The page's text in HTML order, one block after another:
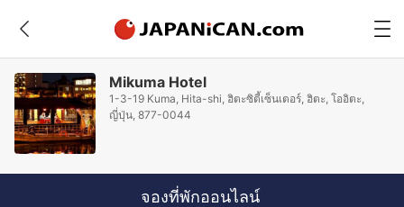
Mikuma Hotel
1-3-19 Kuma, Hita-shi, ฮิตะซิตี้เซ็นเตอร์, ฮิตะ, โออิตะ,
ญี่ปุ่น, 877-0044
จองที่พักออนไลน์